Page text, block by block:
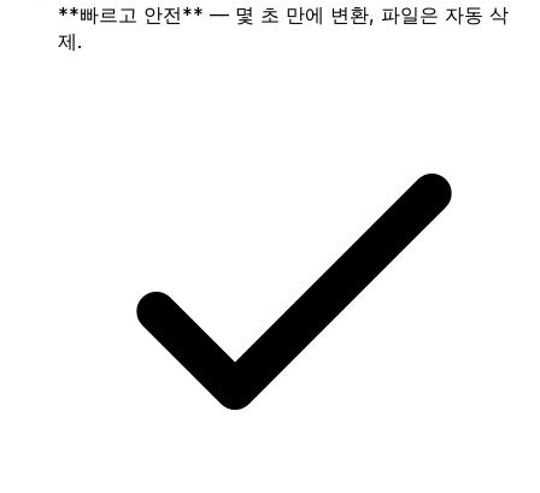
**빠르고 안전** — 몇 초 만에 변환, 파일은 자동 삭
제.